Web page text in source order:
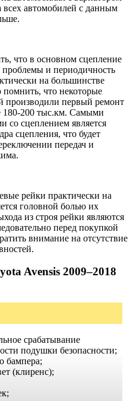
всех автомобилей с данным
что в основном сцепление
проблемы и периодичность
на большинстве
что некоторые
производили первый ремонт
180-200 тыс.км. Самыми
со сцеплением является
сцепления, что будет
передач и
рейки практически на
головной болью их
из строя рейки являются
перед покупкой
внимание на отсутствие
Avensis 2009–2018
срабатывание
подушки безопасности;
бампера;
(клиренс);